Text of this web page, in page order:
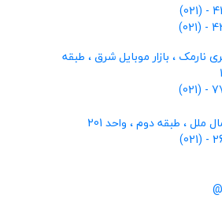
، بازار موبایل شرق ، طبقه
ملل ، طبقه دوم ، واحد 201